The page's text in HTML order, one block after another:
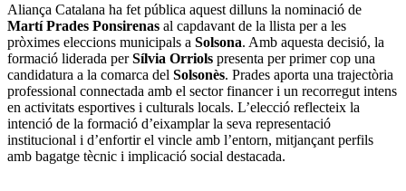
Aliança Catalana ha fet pública aquest dilluns la nominació de
Martí Prades Ponsirenas al capdavant de la llista per a les
pròximes eleccions municipals a Solsona. Amb aquesta decisió, la
formació liderada perSílvia Orriols presenta per primer cop una
candidatura a la comarca del Solsonès. Prades aporta una trajectòria
professional connectada amb el sector financer i un recorregut intens
en activitats esportives i culturals locals. L’elecció reflecteix la
intenció de la formació d’eixamplar la seva representació
institucional i d’enfortir el vincle amb l’entorn, mitjançant perfils
amb bagatge tècnic i implicació social destacada.